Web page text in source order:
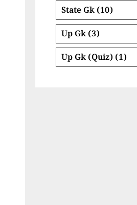
State Gk (10)
Up Gk (3)
Up Gk (Quiz) (1)